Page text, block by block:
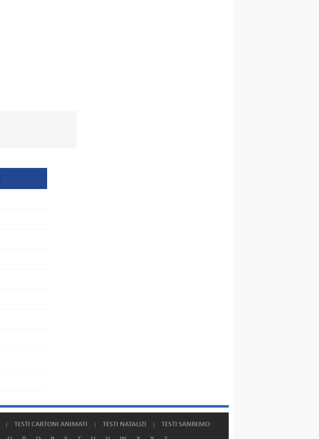
TESTI CARTONI ANIMATI TESTI NATALIZI
TESTI SANREMO